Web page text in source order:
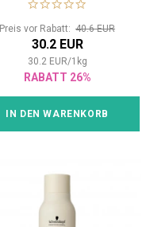
Preis vor Rabatt: 40.6 EUR
30.2 EUR
30.2 EUR/1 kg
RABATT 26%
IN DEN WARENKORB